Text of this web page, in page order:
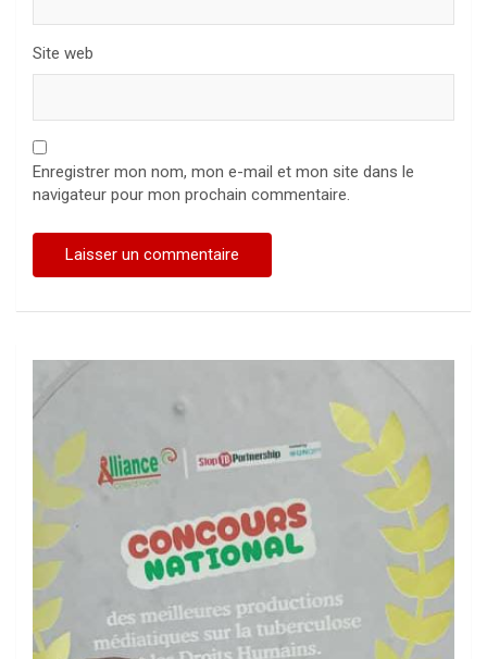
Site web
Enregistrer mon nom, mon e-mail et mon site dans le
navigateur pour mon prochain commentaire.